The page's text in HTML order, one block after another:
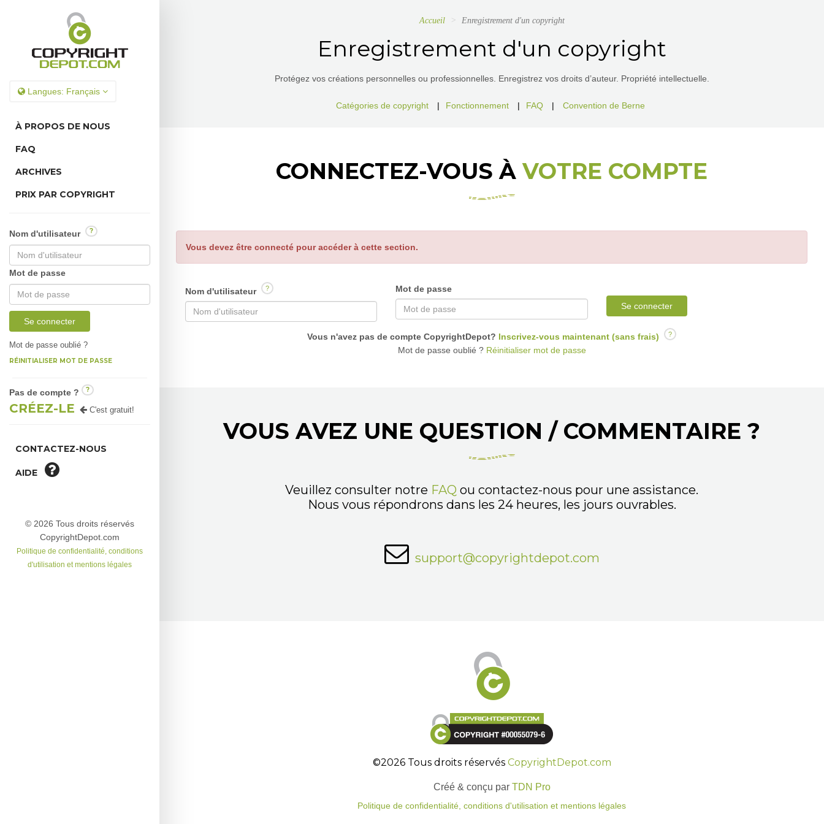
Langues: Français
À PROPOS DE NOUS
FAQ
ARCHIVES
PRIX PAR COPYRIGHT
Nom d'utilisateur ?
Mot de passe
Se connecter
Mot de passe oublié ?
RÉINITIALISER MOT DE PASSE
Pas de compte ? ?
CRÉEZ-LE C'est gratuit!
CONTACTEZ-NOUS
AIDE
© 2026 Tous droits réservés
CopyrightDepot.com
Politique de confidentialité, conditions
d'utilisation et mentions légales
Accueil Enregistrement d'un copyright
Enregistrement d'un copyright
Protégez vos créations personnelles ou professionnelles. Enregistrez vos droits d’auteur. Propriété intellectuelle.
Catégories de copyright | Fonctionnement | FAQ | Convention de Berne
CONNECTEZ-VOUS ÀVOTRE COMPTE
Vous devez être connecté pour accéder à cette section.
Nom d'utilisateur ?
Mot de passe
Se connecter
Vous n'avez pas de compte CopyrightDepot? Inscrivez-vous maintenant (sans frais) ?
Mot de passe oublié ?Réinitialiser mot de passe
VOUS AVEZ UNE QUESTION / COMMENTAIRE ?
Veuillez consulter notre FAQ ou contactez-nous pour une assistance.
Nous vous répondrons dans les 24 heures, les jours ouvrables.
support@copyrightdepot.com
©2026 Tous droits réservés CopyrightDepot.com
Créé & conçu par TDN Pro
Politique de confidentialité, conditions d'utilisation et mentions légales